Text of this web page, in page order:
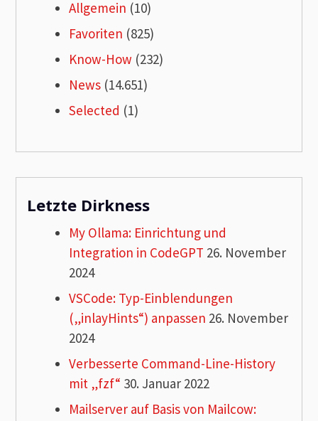
Allgemein (10)
Favoriten (825)
Know-How (232)
News (14.651)
Selected (1)
Letzte Dirkness
My Ollama: Einrichtung und
Integration in CodeGPT 26. November
2024
VSCode: Typ-Einblendungen
(„inlayHints“) anpassen 26. November
2024
Verbesserte Command-Line-History
mit „fzf“ 30. Januar 2022
Mailserver auf Basis von Mailcow: